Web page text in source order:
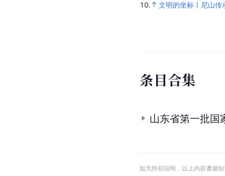
10.
文明的坐标丨尼山传
条目合集
山东省第一批国
如无特别说明，以上内容遵循